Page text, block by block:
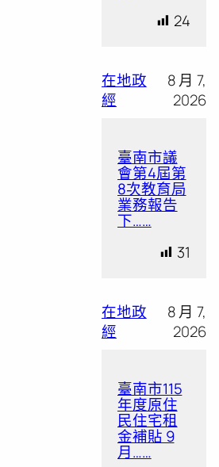
24
在地政
經
8 月 7,
2026
臺南市議
會第4屆第
8次教育局
業務報告
下……
31
在地政
經
8 月 7,
2026
臺南市115
年度原住
民住宅租
金補貼 9
月……